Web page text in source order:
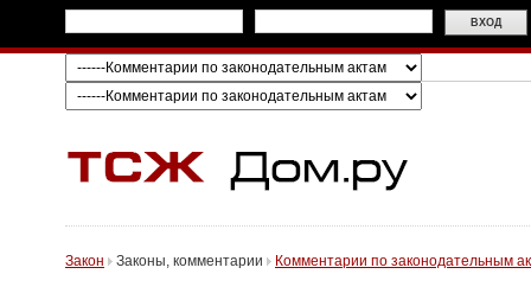
Закон Законы, комментарии Комментарии по законодательным